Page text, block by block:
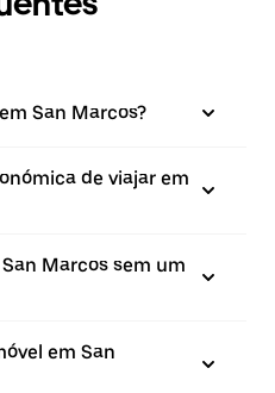
San Marcos?
de viajar em
Marcos sem um
em San